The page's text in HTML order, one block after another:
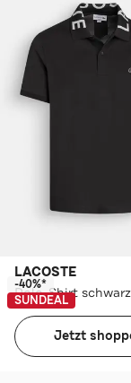
LACOSTE
Polo-Shirt schwarz
-40%*
SUNDEAL
Jetzt